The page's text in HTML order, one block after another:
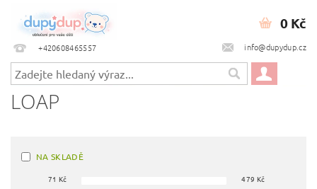
+420608465557 info@dupydup.cz
0 Kč
LOAP
NA SKLADĚ
71 Kč 479 Kč